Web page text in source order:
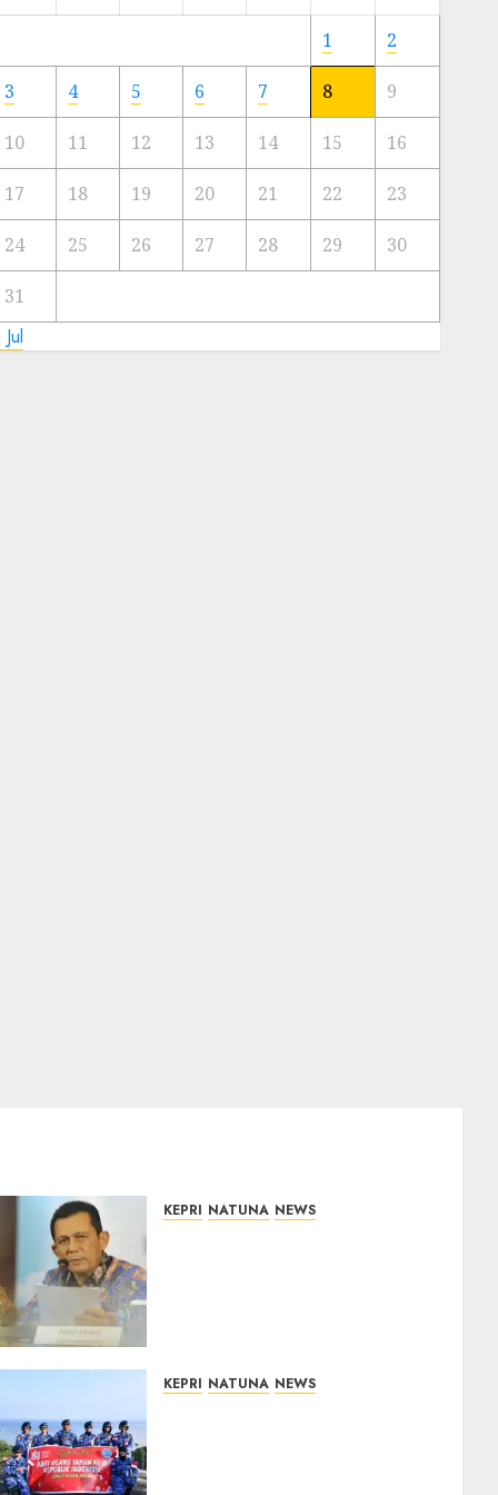
Artis
Kota
23/11/2024
0
1 2
3 4 5 6 7 8 9
10 11 12 13 14 15 16
17 18 19 20 21 22 23
24 25 26 27 28 29 30
31
KEPRI NATUNA NEWS
KEPRI NATUNA NEWS